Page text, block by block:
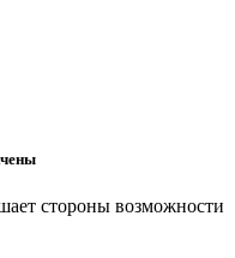
стороны возможности